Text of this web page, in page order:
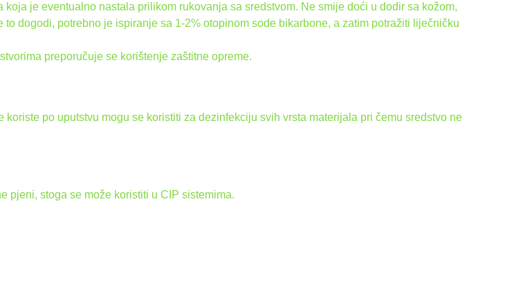
koja je eventualno nastala prilikom rukovanja sa sredstvom. Ne smije doći u dodir sa kožom,
to dogodi, potrebno je ispiranje sa 1-2% otopinom sode bikarbone, a zatim potražiti liječničku
preporučuje se korištenje zaštitne opreme.
koriste po uputstvu mogu se koristiti za dezinfekciju svih vrsta materijala pri čemu sredstvo ne
pjeni, stoga se može koristiti u CIP sistemima.